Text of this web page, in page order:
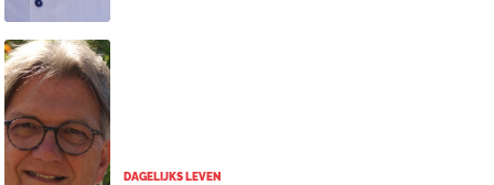
DAGELIJKS LEVEN